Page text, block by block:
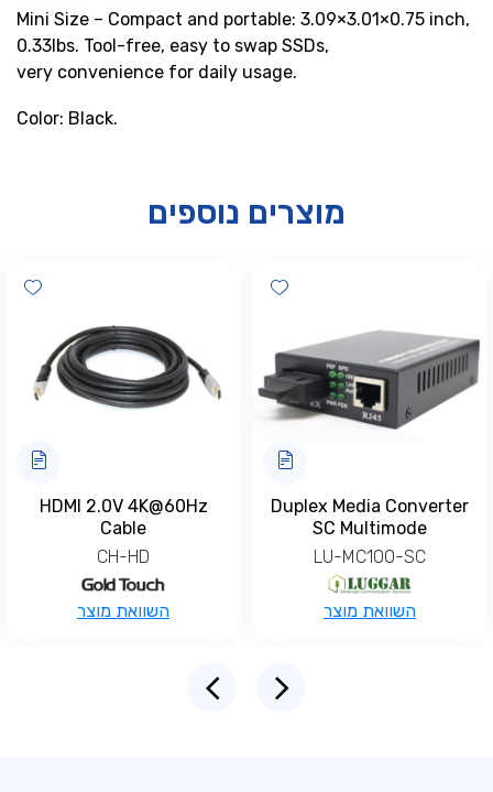
Mini Size – Compact and portable: 3.09×3.01×0.75 inch,
0.33lbs. Tool-free, easy to swap SSDs,
very convenience for daily usage.
Color: Black.
מוצרים נוספים
Add wishlist
Duplex Media Converter
SC Multimode‎
LU-MC100-SC
השוואת מוצר
HDMI 2.0V 4K@60Hz
Cable
CH-HD
למוצר
השוואת מוצר